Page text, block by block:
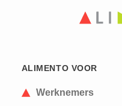
ALIMENTO VOOR
Werknemers